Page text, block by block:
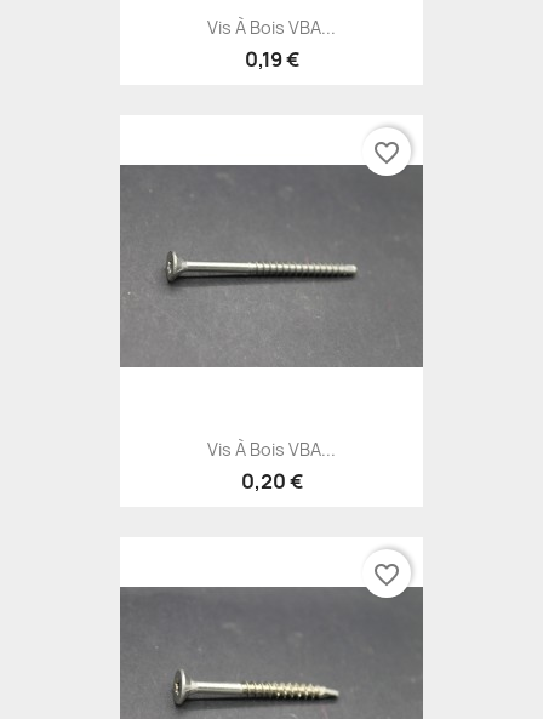
Vis À Bois VBA...
0,19 €
Vis À Bois VBA...
0,20 €
favorite_border
favorite_border